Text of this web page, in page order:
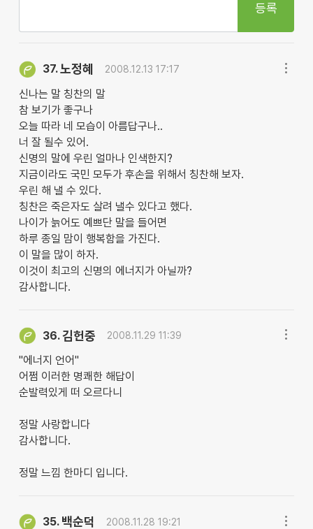
등록
37.노정혜 2008.12.13 17:17
신나는 말 칭찬의 말
참 보기가 좋구나
오늘 따라 네 모습이 아름답구나..
너 잘 될수 있어.
신명의 말에 우린 얼마나 인색한지?
지금이라도 국민 모두가 후손을 위해서 칭찬해 보자.
우린 해 낼 수 있다.
칭찬은 죽은자도 살려 낼수 있다고 했다.
나이가 늙어도 예쁘단 말을 들어면
하루 종일 맘이 행복함을 가진다.
이 말을 많이 하자.
이것이 최고의 신명의 에너지가 아닐까?
감사합니다.
36.김헌중 2008.11.29 11:39
"에너지 언어"
어쩜 이러한 명쾌한 해답이
순발력있게 떠 오르다니
정말 사랑합니다
감사합니다.
정말 느낌 한마디 입니다.
35. 백순덕 2008.11.28 19:21